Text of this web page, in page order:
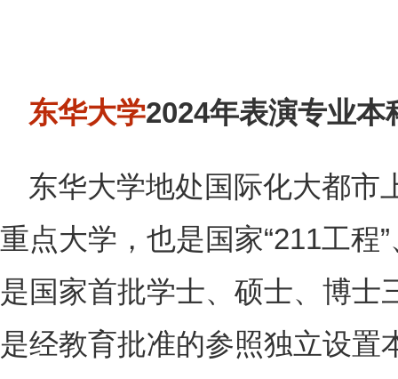
东华大学2024年表演专业本
东华大学地处国际化大都市
重点大学，也是国家“211工程
是国家首批学士、硕士、博士
是经教育批准的参照独立设置